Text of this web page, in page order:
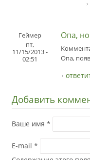
Геймер
пт,
11/15/2013 -
02:51
Опа,
Опа,
Добавить
Ваше имя *
E-mail *